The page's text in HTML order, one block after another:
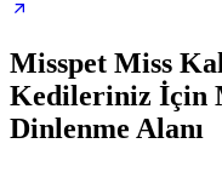
Misspet Miss
Kedileriniz İçin
Dinlenme Alanı